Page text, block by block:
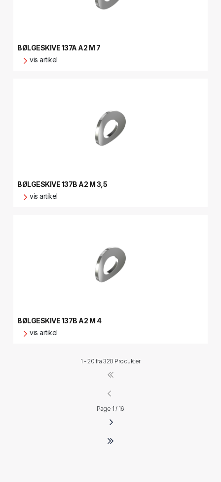
BØLGESKIVE 137A A2 M 7
vis artikel
BØLGESKIVE 137B A2 M 3,5
vis artikel
BØLGESKIVE 137B A2 M 4
vis artikel
1 - 20 fra 320 Produkter
Page 1 / 16